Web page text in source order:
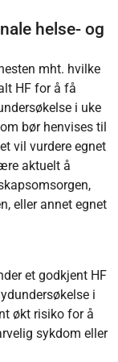
helse- og
mht. hvilke
HF for å få
i uke
bør henvises til
vil vurdere egnet
aktuelt å
eller annet egnet
et godkjent HF
i
økt risiko for å
sykdom eller